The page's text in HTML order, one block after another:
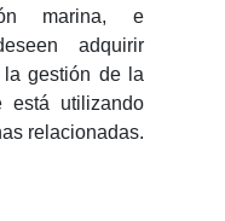
marina, e
adquirir
gestión de la
está utilizando
relacionadas.